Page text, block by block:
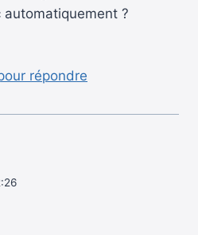
?
répondre